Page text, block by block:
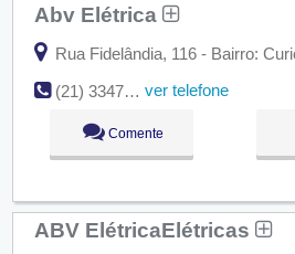
Abv Elétrica
Rua Fidelândia, 116 - Bairro:
(21) 3347-2516
ver telefone
Comente
ABV ElétricaElétricas